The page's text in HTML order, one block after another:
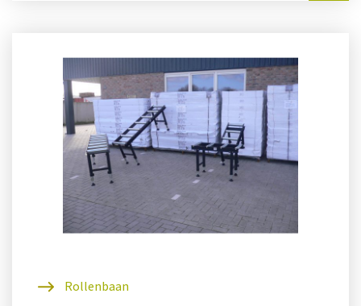
Rollenbaan